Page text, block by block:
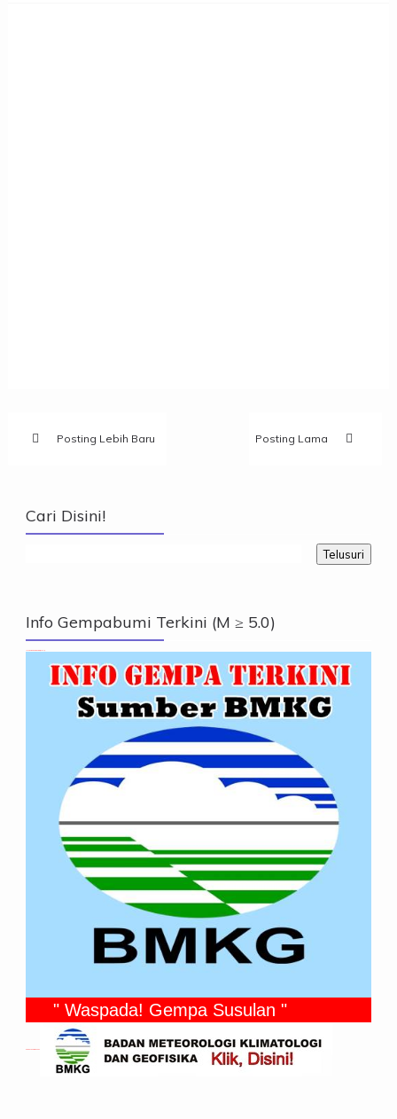
Posting Lebih Baru Posting Lama
Cari Disini!
Info Gempabumi Terkini (M ≥ 5.0)
" Waspada! Gempa Susulan "